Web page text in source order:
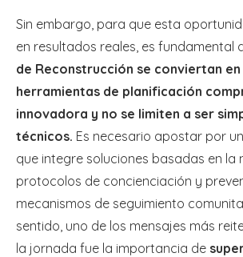
Sin embargo, para que esta
en resultados reales, es fundamental
de Reconstrucción se conviertan
herramientas de planificación
innovadora y no se limiten a ser
técnicos. Es necesario apostar por
que integre soluciones basadas en la
protocolos de concienciación y
mecanismos de seguimiento
sentido, uno de los mensajes más
la jornada fue la importancia de